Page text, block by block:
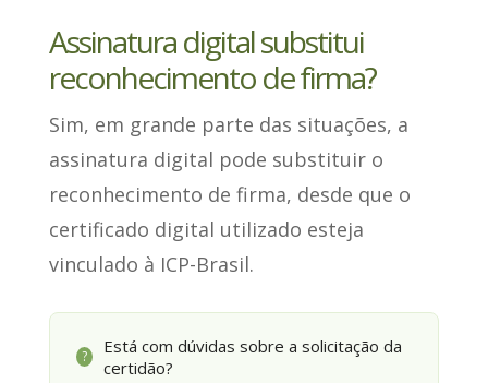
Assinatura digital substitui
reconhecimento de firma?
Sim, em grande parte das situações, a
assinatura digital pode substituir o
reconhecimento de firma, desde que o
certificado digital utilizado esteja
vinculado à ICP-Brasil.
?
Está com dúvidas sobre a solicitação da
certidão?